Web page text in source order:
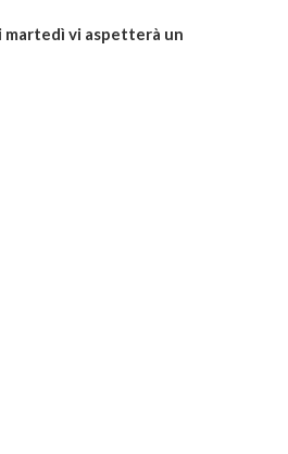
martedì vi aspetterà un